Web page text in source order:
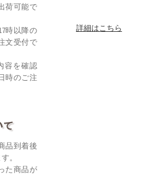
荷可能で
時以降の
文受付で
容を確認
時のご注
詳細はこちら
品到着後
。
た商品が